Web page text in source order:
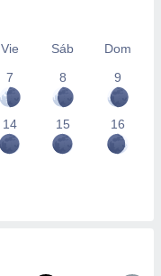
Vie Sáb
Dom
7 8 9
14 15 16